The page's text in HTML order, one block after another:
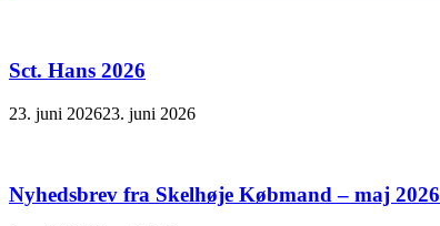
Sct. Hans 2026
23. juni 202623. juni 2026
Nyhedsbrev fra Skelhøje Købmand – maj 2026